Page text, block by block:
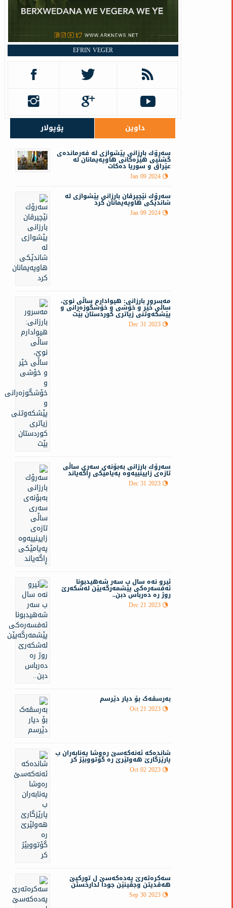
EFRIN VEGER
داوین پۆپولار
سه‌رۆك بارزانى پێشوازى لە فه‌رمانده‌ی
گشتیی هێزه‌كانی هاوپه‌یمانان لە
عێراق و سوریا دەکات
Jan 09 2024
سه‌رۆك نێچيرڤان بارزانى پێشوازى له‌
شاندێكی هاوپه‌یمانان كرد
Jan 09 2024
مه‌سرور بارزانی: هیوادارم ساڵی نوێ،
ساڵی خێر و خۆشی و خۆشگوزەرانی و
پێشکەوتنی زیاتری کوردستان بێت
Dec 31 2023
سەرۆك بارزانی بەبۆنەی سەری ساڵی
تازەی زایینییه‌وه‌ په‌یامێكی ڕاگه‌یاند
Dec 31 2023
ئيرو نەه سال ب سه‌ر شه‌هيدبونا
ئه‌فسه‌ره‌كى پێشمه‌رگه‌يێن له‌شكه‌رێ
روژ ره‌ ده‌رباس دبن..
Dec 21 2023
بەرسڤەک بۆ دیار دێرسم
Oct 21 2023
شانده‌كه‌ ئە‌نەكەسێ ره‌وشا په‌نابه‌ران ب
پارێزگارێ هه‌ولێرێ ره‌ گۆتووبێژ كر
Oct 02 2023
سەكرەتەرێ پەدەكەسێ ل توركیێ
هەڤدیتن وجڤینێن جودا لدارخستن
Sep 30 2023